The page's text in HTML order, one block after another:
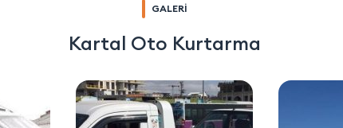
GALERİ
Kartal Oto Kurtarma